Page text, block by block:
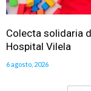
Colecta solidaria
Hospital Vilela
6 agosto, 2026